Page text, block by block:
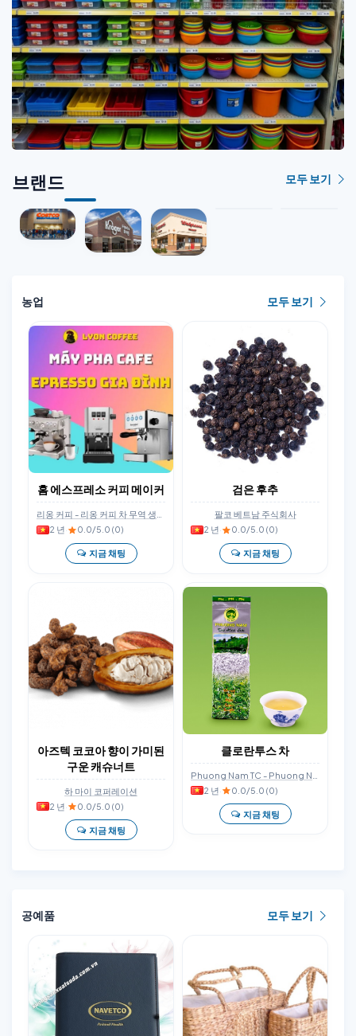
브랜드 모두 보기
농업 모두 보기
홈 에스프레소 커피 메이커
2 년· 0.0/5.0 (0)
지금 채팅
검은 후추
팔코 베트남 주식회사
2 년· 0.0/5.0 (0)
지금 채팅
아즈텍 코코아 향이 가미된
구운 캐슈너트
하 마이 코퍼레이션
2 년· 0.0/5.0 (0)
지금 채팅
클로란투스 차
2 년· 0.0/5.0 (0)
지금 채팅
공예품 모두 보기